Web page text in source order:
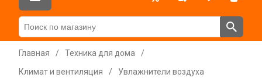
Главная / Техника для дома
/
Климат и вентиляция
/ Увлажнители воздуха